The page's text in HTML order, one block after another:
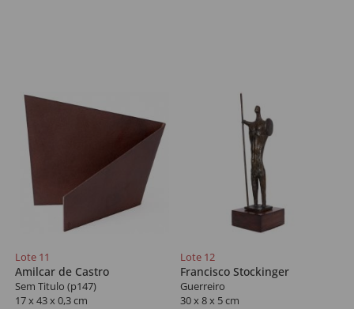
Lote 11
Amilcar de Castro
Sem Titulo (p147)
17 x 43 x 0,3 cm
Lote 12
Francisco Stockinger
Guerreiro
30 x 8 x 5 cm